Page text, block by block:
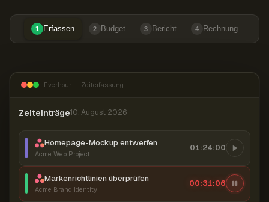
1 Erfassen 2 Budget 3 Bericht 4 Rechnung
Everhour — Zeiterfassung
Zeiteinträge10. August 2026
Homepage-Mockup entwerfen
Acme Web Project
01:24:00
Markenrichtlinien überprüfen
Acme Brand Identity
00:31:07